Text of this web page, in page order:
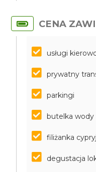
CENA
usługi
prywatny
parkingi
butelka wody
filiżanka
degustacja